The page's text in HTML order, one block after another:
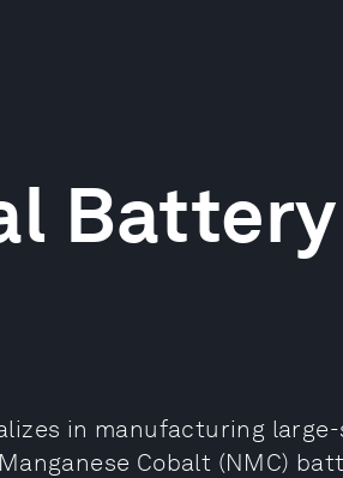
Battery
in manufacturing large-
Cobalt (NMC)